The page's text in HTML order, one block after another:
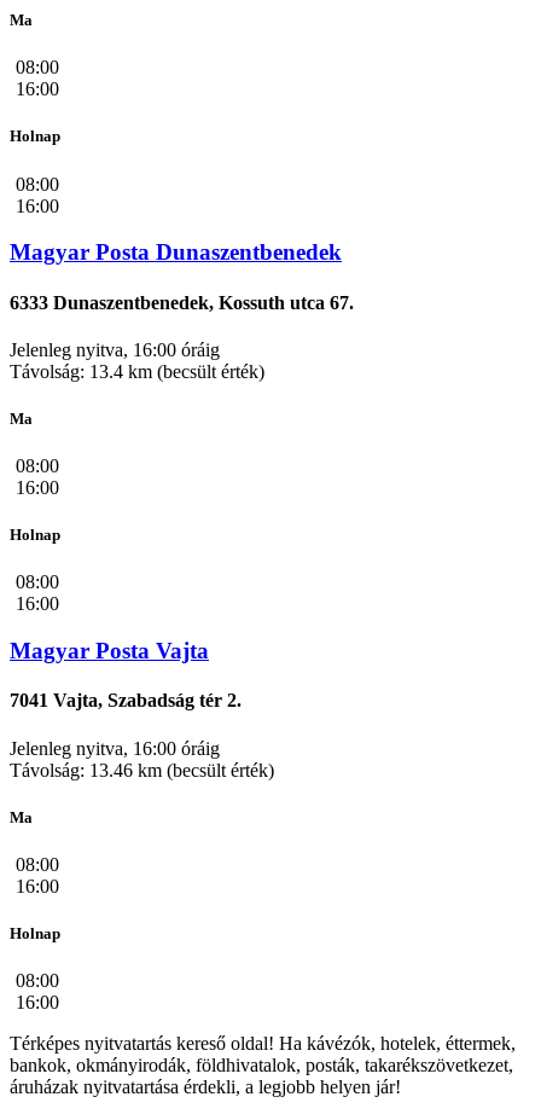
Ma
08:00
16:00
Holnap
08:00
16:00
Magyar Posta Dunaszentbenedek
6333 Dunaszentbenedek, Kossuth utca 67.
Jelenleg nyitva, 16:00 óráig
Távolság: 13.4 km (becsült érték)
Ma
08:00
16:00
Holnap
08:00
16:00
Magyar Posta Vajta
7041 Vajta, Szabadság tér 2.
Jelenleg nyitva, 16:00 óráig
Távolság: 13.46 km (becsült érték)
Ma
08:00
16:00
Holnap
08:00
16:00
Térképes nyitvatartás kereső oldal! Ha kávézók, hotelek, éttermek,
bankok, okmányirodák, földhivatalok, posták, takarékszövetkezet,
áruházak nyitvatartása érdekli, a legjobb helyen jár!